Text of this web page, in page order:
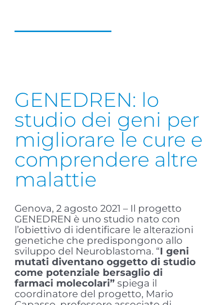
GENEDREN: lo
studio dei geni per
migliorare le cure e
comprendere altre
malattie
Genova, 2 agosto 2021 – Il progetto
GENEDREN è uno studio nato con
l’obiettivo di identificare le alterazioni
genetiche che predispongono allo
sviluppo del Neuroblastoma. “I geni
mutati diventano oggetto di studio
come potenziale bersaglio di
farmaci molecolari”spiega il
coordinatore del progetto, Mario